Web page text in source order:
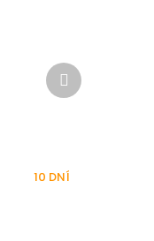
10 DNÍ
Ďalší
produkt